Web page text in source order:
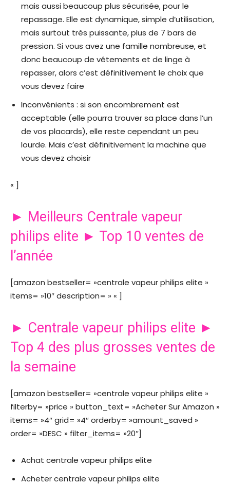
mais aussi beaucoup plus sécurisée, pour le
repassage. Elle est dynamique, simple d’utilisation,
mais surtout très puissante, plus de 7 bars de
pression. Si vous avez une famille nombreuse, et
donc beaucoup de vêtements et de linge à
repasser, alors c’est définitivement le choix que
vous devez faire
Inconvénients : si son encombrement est
acceptable (elle pourra trouver sa place dans l’un
de vos placards), elle reste cependant un peu
lourde. Mais c’est définitivement la machine que
vous devez choisir
« ]
► Meilleurs Centrale vapeur
philips elite ► Top 10 ventes de
l’année
[amazon bestseller= »centrale vapeur philips elite »
items= »10″ description= » « ]
► Centrale vapeur philips elite ►
Top 4 des plus grosses ventes de
la semaine
[amazon bestseller= »centrale vapeur philips elite »
filterby= »price » button_text= »Acheter Sur Amazon »
items= »4″ grid= »4″ orderby= »amount_saved »
order= »DESC » filter_items= »20″]
Achat centrale vapeur philips elite
Acheter centrale vapeur philips elite